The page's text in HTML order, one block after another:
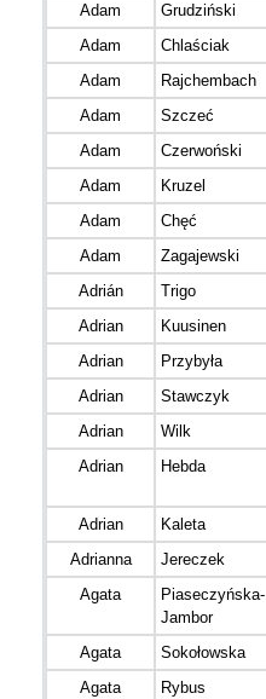
Adam
Grudziński
Adam
Chlaściak
Adam
Rajchembach
Adam
Szczeć
Adam
Czerwoński
Adam
Kruzel
Adam
Chęć
Adam
Zagajewski
Adrián
Trigo
Adrian
Kuusinen
Adrian
Przybyła
Adrian
Stawczyk
Adrian
Wilk
Adrian
Hebda
Adrian Kaleta
Adrianna
Jereczek
Agata
Piaseczyńska-
Jambor
Agata Sokołowska
Agata
Rybus